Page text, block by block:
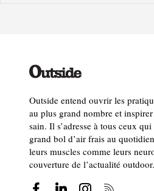
Outside entend ouvrir les
au plus grand nombre et
sain. Il s’adresse à tous ceux
grand bol d’air frais au
leurs muscles comme leurs
couverture de l’actualité outdoor.